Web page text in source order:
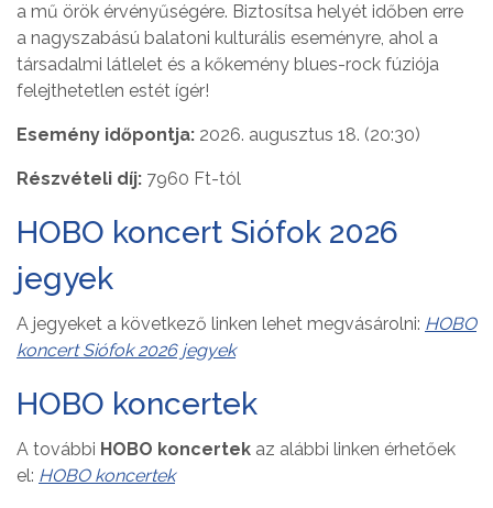
a mű örök érvényűségére. Biztosítsa helyét időben erre
a nagyszabású balatoni kulturális eseményre, ahol a
társadalmi látlelet és a kőkemény blues-rock fúziója
felejthetetlen estét ígér!
Esemény időpontja: 2026. augusztus 18. (20:30)
Részvételi díj: 7960 Ft-tól
HOBO koncert Siófok 2026
jegyek
A jegyeket a következő linken lehet megvásárolni: HOBO
koncert Siófok 2026 jegyek
HOBO koncertek
A további HOBO koncertek az alábbi linken érhetőek
el: HOBO koncertek